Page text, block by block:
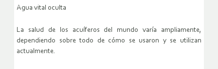
Agua vital oculta
La salud de los acuíferos del mundo varía ampliamente,
dependiendo sobre todo de cómo se usaron y se utilizan
actualmente.